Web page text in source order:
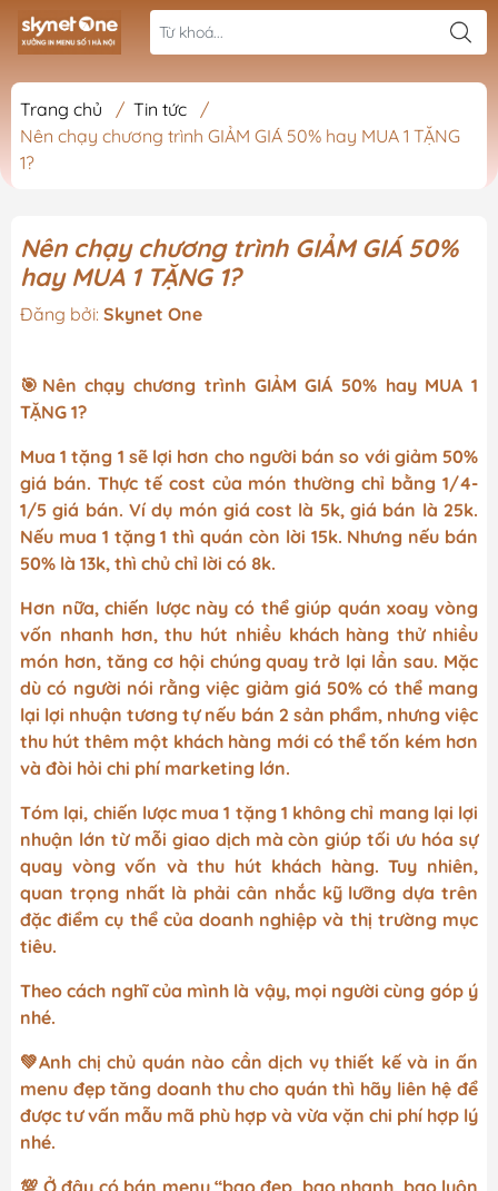
Trang chủ / Tin tức
/
Nên chạy chương trình GIẢM GIÁ 50% hay MUA 1 TẶNG
1?
Nên chạy chương trình GIẢM GIÁ 50%
hay MUA 1 TẶNG 1?
Đăng bởi: Skynet One
🎯Nên chạy chương trình GIẢM GIÁ 50% hay MUA 1
TẶNG 1?
Mua 1 tặng 1 sẽ lợi hơn cho người bán so với giảm 50%
giá bán. Thực tế cost của món thường chỉ bằng 1/4-
1/5 giá bán. Ví dụ món giá cost là 5k, giá bán là 25k.
Nếu mua 1 tặng 1 thì quán còn lời 15k. Nhưng nếu bán
50% là 13k, thì chủ chỉ lời có 8k.
Hơn nữa, chiến lược này có thể giúp quán xoay vòng
vốn nhanh hơn, thu hút nhiều khách hàng thử nhiều
món hơn, tăng cơ hội chúng quay trở lại lần sau. Mặc
dù có người nói rằng việc giảm giá 50% có thể mang
lại lợi nhuận tương tự nếu bán 2 sản phẩm, nhưng việc
thu hút thêm một khách hàng mới có thể tốn kém hơn
và đòi hỏi chi phí marketing lớn.
Tóm lại, chiến lược mua 1 tặng 1 không chỉ mang lại lợi
nhuận lớn từ mỗi giao dịch mà còn giúp tối ưu hóa sự
quay vòng vốn và thu hút khách hàng. Tuy nhiên,
quan trọng nhất là phải cân nhắc kỹ lưỡng dựa trên
đặc điểm cụ thể của doanh nghiệp và thị trường mục
tiêu.
Theo cách nghĩ của mình là vậy, mọi người cùng góp ý
nhé.
💚Anh chị chủ quán nào cần dịch vụ thiết kế và in ấn
menu đẹp tăng doanh thu cho quán thì hãy liên hệ để
được tư vấn mẫu mã phù hợp và vừa vặn chi phí hợp lý
nhé.
💯 Ở đây có bán menu “bao đẹp, bao nhanh, bao luôn